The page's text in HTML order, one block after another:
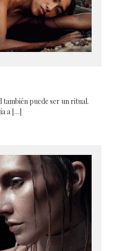
también puede ser un ritual.
a […]